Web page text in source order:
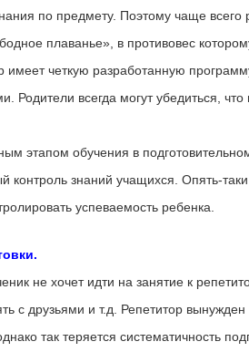
по предмету. Поэтому чаще всего
плаванье», в противовес
имеет четкую разработанную
Родители всегда могут убедиться, что
этапом обучения в
контроль знаний учащихся. Опять-
успеваемость ребенка.
не хочет идти на занятие к
с друзьями и т.д. Репетитор
так теряется систематичность